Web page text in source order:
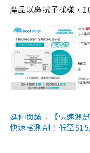
產品以鼻拭子採樣，
延伸閱讀：【快速測
快速檢測劑！低至